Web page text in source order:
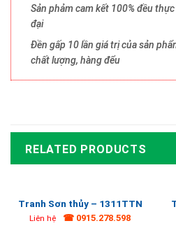
Sản phảm cam kết 100% đều
đại
Đền gấp 10 lần giá trị của sản
chất lượng, hàng đểu
RELATED PRODUCTS
Tranh Sơn thủy – 1311TTN
Liên hệ ☎ 0915.278.598